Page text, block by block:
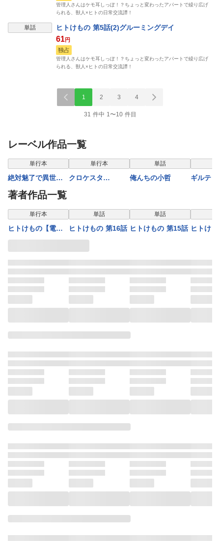
管理人さんはケモ耳しっぽ！？ちょっと変わったアパートで繰り広げ
られる、獣人×ヒトの日常交流譚！
単話 ヒトけもの 第5話(2)グルーミングデイ
61円
独占
管理人さんはケモ耳しっぽ！？ちょっと変わったアパートで繰り広げ
られる、獣人×ヒトの日常交流譚！
1 2 3 4
31 件中 1〜10 件目
レーベル作品一覧
表示制限中
単行本
絶対魅了で異世界
攻略！～高慢女わ
からせハーレム計
画～【電子単行
本】2巻
単行本
クロケスタ
行本】1巻
単話
俺んちの小哲
ギルテ
著者作品一覧
単行本
ヒトけもの【電子
単行本】2巻
単話
ヒトけもの 第16話
単話
ヒトけもの 第15話 ヒトけ